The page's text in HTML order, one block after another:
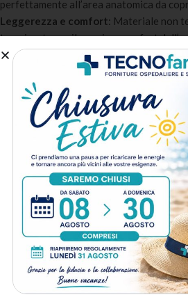
perfettamente all’area anatomica da
Leggerezza e comfort: Materiale non
traspirante per il massimo comfort
Confezionamento sterile: Sterilizzato
pronto all’uso all’apertura del blister.
A chi è destinato:
Sale operatorie: Per la gestione del
di chirurgia generale e specialistica.
Day surgery e ambulatori chirurgici
:
ambulatoriale e di day surgery.
Medicina estetica: Per le procedure
che richiedono un campo sterile.
Metodo di spedizione
Prodotti correlati